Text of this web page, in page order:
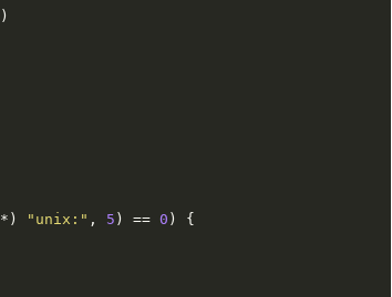
)
*) "unix:" , 5 ) == 0 )
{